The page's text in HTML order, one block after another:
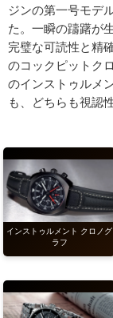
ジンの第一号モデ
た。一瞬の躊躇が
完璧な可読性と精
のコックピットク
のインストゥルメ
も、どちらも視認
インストゥルメント クロノグ
ラフ